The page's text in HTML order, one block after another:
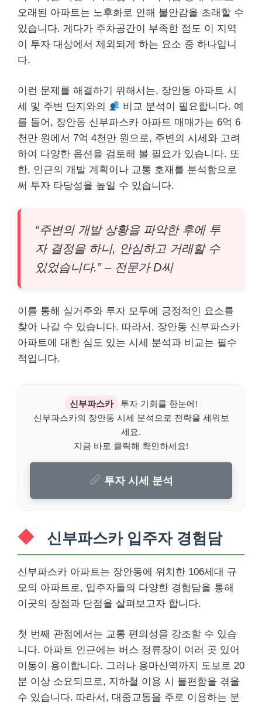
오래된 아파트는 노후화로 인해 불안감을 초래할 수
있습니다. 게다가 주차공간이 부족한 점도 이 지역
이 투자 대상에서 제외되게 하는 요소 중 하나입니
다.
이런 문제를 해결하기 위해서는, 장안동 아파트 시
세 및 주변 단지와의
비교 분석이 필요합니다. 예
를 들어, 장안동 신부파스카 아파트 매매가는 6억 6
천만 원에서 7억 4천만 원으로, 주변의 시세와 고려
하여 다양한 옵션을 검토해 볼 필요가 있습니다. 또
한, 인근의 개발 계획이나 교통 호재를 분석함으로
써 투자 타당성을 높일 수 있습니다.
“주변의 개발 상황을 파악한 후에 투
자 결정을 하니, 안심하고 거래할 수
있었습니다.” – 전문가 D씨
이를 통해 실거주와 투자 모두에 긍정적인 요소를
찾아 나갈 수 있습니다. 따라서, 장안동 신부파스카
아파트에 대한 심도 있는 시세 분석과 비교는 필수
적입니다.
신부파스카
투자 기회를 한눈에!
신부파스카의 장안동 시세 분석으로 전략을 세워보
세요.
지금 바로 클릭해 확인하세요!
투자 시세 분석
신부파스카 입주자 경험담
신부파스카 아파트는 장안동에 위치한 106세대 규
모의 아파트로, 입주자들의 다양한 경험담을 통해
이곳의 장점과 단점을 살펴보고자 합니다.
첫 번째 관점에서는 교통 편의성을 강조할 수 있습
니다. 아파트 인근에는 버스 정류장이 여러 곳 있어
이동이 용이합니다. 그러나 용마산역까지 도보로 20
분 이상 소요되므로, 지하철 이용 시 불편함을 겪을
수 있습니다. 따라서, 대중교통을 주로 이용하는 분